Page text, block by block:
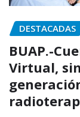
DESTACADAS
BUAP.-
Virtual,